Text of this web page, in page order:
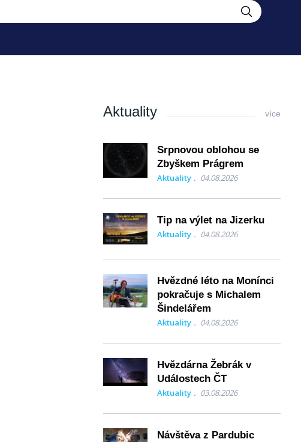
Aktuality více
Srpnovou oblohou se
Zbyškem Prágrem
Aktuality 04.08.2026
Tip na výlet na Jizerku
Aktuality 04.08.2026
Hvězdné léto na Monínci
pokračuje s Michalem
Šindelářem
Aktuality 04.08.2026
Hvězdárna Žebrák v
Událostech ČT
Aktuality 03.08.2026
Návštěva z Pardubic